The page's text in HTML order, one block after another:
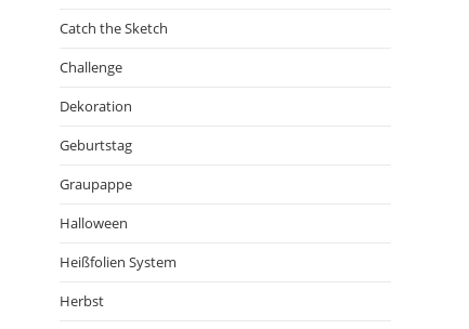
Catch the Sketch
Challenge
Dekoration
Geburtstag
Graupappe
Halloween
Heißfolien System
Herbst